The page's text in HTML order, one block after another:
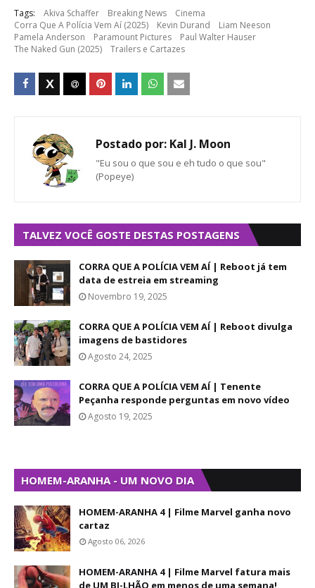
Tags: Akiva Schaffer Breaking News
Cinema
Corra Que A Polícia Vem Aí (2025)
Kevin Durand
Liam Neeson
Pamela Anderson
Paramount Pictures
Paul Walter Hauser
The Naked Gun (2025)
Trailers e Cartazes
Postado por: Kal J. Moon
"Eu sou o que sou e eh tudo o que sou"
(Popeye)
TALVEZ VOCÊ GOSTE DESTAS POSTAGENS
CORRA QUE A POLÍCIA VEM AÍ | Reboot já tem
data de estreia em streaming
Novembro 19, 2025
CORRA QUE A POLÍCIA VEM AÍ | Reboot divulga
imagens de bastidores
Agosto 24, 2025
CORRA QUE A POLÍCIA VEM AÍ | Tenente
Peçanha responde perguntas em novo vídeo
Agosto 19, 2025
HOMEM-ARANHA - UM NOVO DIA
HOMEM-ARANHA 4 | Filme Marvel ganha novo
cartaz
Agosto 06, 2026
HOMEM-ARANHA 4 | Filme Marvel fatura mais
de UM BI-LHÃO em menos de uma semana!